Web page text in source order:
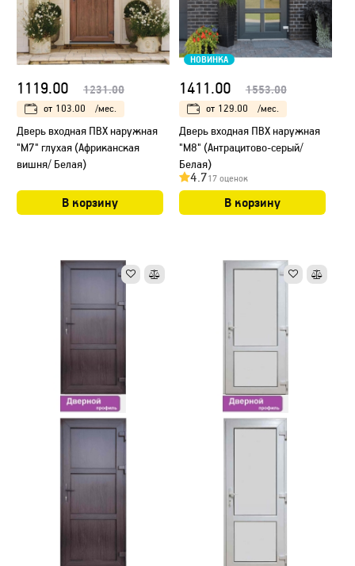
1119.00 1231.00
от 103.00 /мес.
Дверь входная ПВХ наружная
"М7" глухая (Африканская
вишня/ Белая)
В корзину
НОВИНКА
1411.00 1553.00
от 129.00 /мес.
Дверь входная ПВХ наружная
"М8" (Антрацитово-серый/
Белая)
4.717 оценок
В корзину